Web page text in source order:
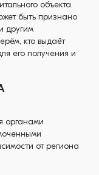
объекта.
быть признано
другим
кто выдаёт
его получения и
органами
от региона